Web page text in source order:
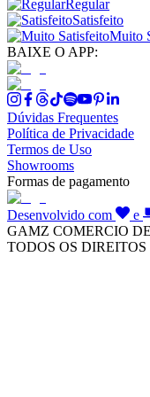
Regular
Satisfeito
Muito
BAIXE O APP:
Dúvidas Frequentes
Política de Privacidade
Termos de Uso
Showrooms
Formas de pagamento
Desenvolvido com e
GAMZ COMERCIO
TODOS OS DIREITOS